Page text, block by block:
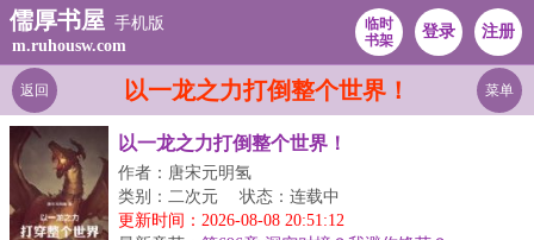
儒厚书屋 手机版
m.ruhousw.com
临时
书架
登录 注册
以一龙之力打倒整个世界！
返回 菜单
以一龙之力打倒整个世界！
作者：唐宋元明氢
类别：二次元
状态：连载中
更新时间：2026-08-08 20:51:12